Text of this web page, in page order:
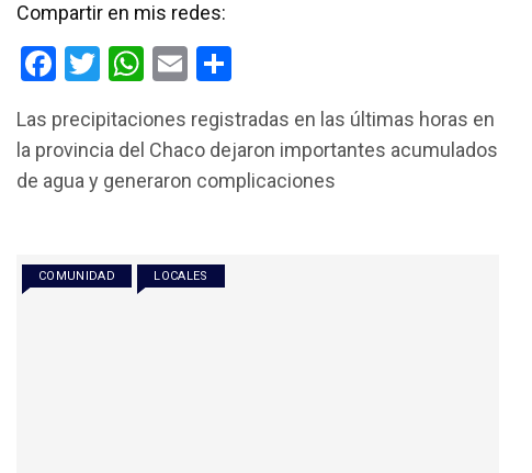
Compartir en mis redes:
F
ce
b
o
k
T
tt
er
W
at
s
p
E
ail m
p
ar
Las precipitaciones registradas en las últimas horas en
la provincia del Chaco dejaron importantes acumulados
de agua y generaron complicaciones
COMUNIDAD LOCALES